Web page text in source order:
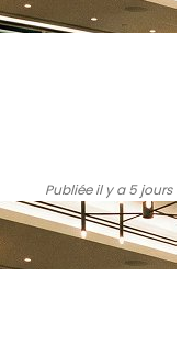
Publiée il y a 5 jours